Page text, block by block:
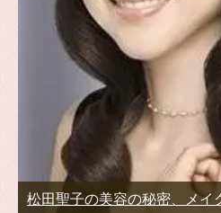
松田聖子の美容の秘密、メイ